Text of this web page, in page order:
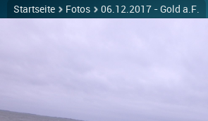
Startseite Fotos 06.12.2017 - Gold a.F.